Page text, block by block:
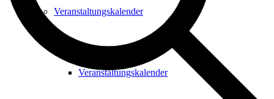
Veranstaltungskalender
Veranstaltungskalender